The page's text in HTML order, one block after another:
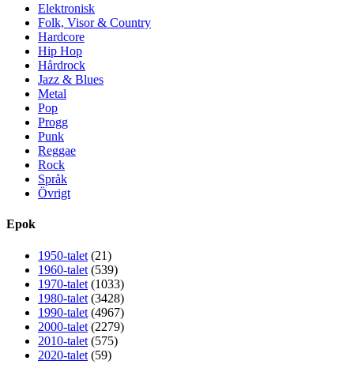
Elektronisk
Folk, Visor & Country
Hardcore
Hip Hop
Hårdrock
Jazz & Blues
Metal
Pop
Progg
Punk
Reggae
Rock
Språk
Övrigt
Epok
1950-talet (21)
1960-talet (539)
1970-talet (1033)
1980-talet (3428)
1990-talet (4967)
2000-talet (2279)
2010-talet (575)
2020-talet (59)